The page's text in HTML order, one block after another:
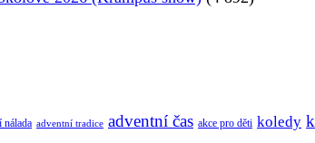
nálada adventní tradice adventní čas akce pro děti koledy